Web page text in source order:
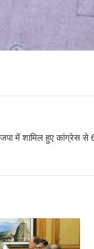
में शामिल हुए कांग्रेस से 6